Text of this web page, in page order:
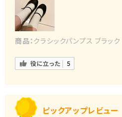
商品： クラシックパンプス ブラック
役に立った 5
ピックアップレビュー